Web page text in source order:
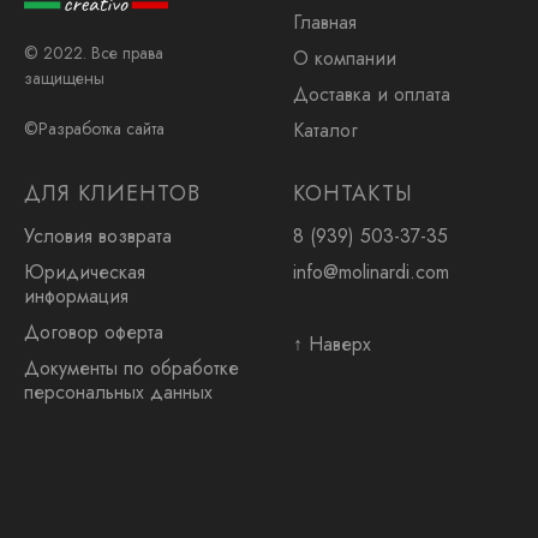
© 2022. Все права
защищены
©Разработка сайта
Главная
О компании
Доставка и оплата
Каталог
ДЛЯ КЛИЕНТОВ
Условия возврата
Юридическая
информация
Договор оферта
Документы по обработке
персональных данных
КОНТАКТЫ
8 (939) 503-37-35
info@molinardi.com
.
↑ Наверх